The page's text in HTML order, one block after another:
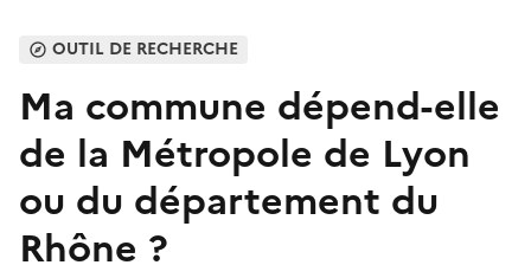
OUTIL DE RECHERCHE
Ma commune dépend-elle
de la Métropole de Lyon
ou du département du
Rhône ?